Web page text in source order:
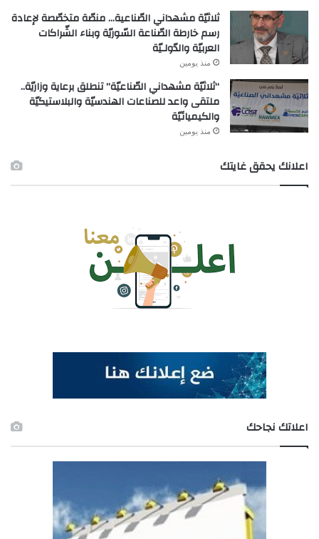
ثلاثيّة مشهداني الصّناعية… منصّة متخصّصة لإعادة
رسم خارطة الصّناعة السّوريّة وبناء الشّراكات
العربيّة والدّولـيّة
منذ يومين
“ثلاثيّة مشهداني الصّناعيّة” تنطلق برعاية وزاريّة..
ملتقى واعد للصناعات الهندسيّة والبلاستيكيّة
والكيميائيّة
منذ يومين
اعلانك يحقق غايتك
اعلاتك نجاحك